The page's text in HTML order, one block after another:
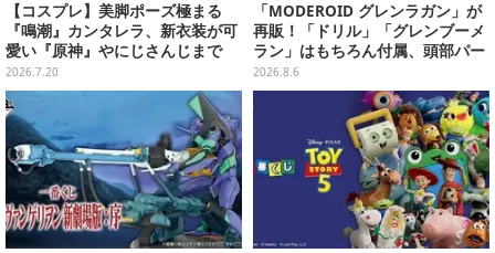
【コスプレ】美脚ポーズ極まる
『鳴潮』カンタレラ、新衣装が可
愛い『原神』やにじさんじまで
「アコスタ池袋」美麗レイヤー11
選【写真50枚】
2026.7.20
「MODEROID グレンラガン」が
再販！「ドリル」「グレンブーメ
ラン」はもちろん付属、頭部パー
ツを組み替えると「ラガン」も再
現可能
2026.8.6